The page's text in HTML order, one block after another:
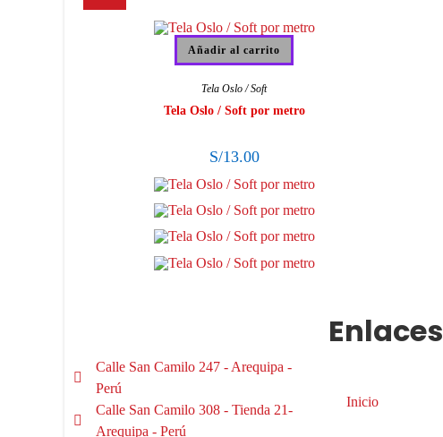
Añadir al carrito
Tela Oslo / Soft
Tela Oslo / Soft por metro
S/13.00
Calle San Camilo 247 - Arequipa -
Perú
Calle San Camilo 308 - Tienda 21-
Arequipa - Perú
Enlaces
Inicio